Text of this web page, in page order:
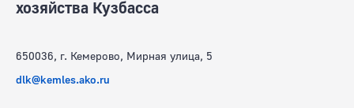
хозяйства Кузбасса
650036, г. Кемерово, Мирная улица, 5
dlk@kemles.ako.ru